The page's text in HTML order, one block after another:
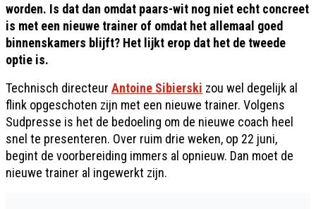
worden. Is dat dan omdat paars-wit nog niet echt concreet
is met een nieuwe trainer of omdat het allemaal goed
binnenskamers blijft? Het lijkt erop dat het de tweede
optie is.
Technisch directeur Antoine Sibierski zou wel degelijk al
flink opgeschoten zijn met een nieuwe trainer. Volgens
Sudpresse is het de bedoeling om de nieuwe coach heel
snel te presenteren. Over ruim drie weken, op 22 juni,
begint de voorbereiding immers al opnieuw. Dan moet de
nieuwe trainer al ingewerkt zijn.